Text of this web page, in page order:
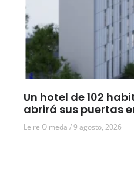
Un hotel de 102
abrirá sus puertas
Leire Olmeda 9 agosto, 2026